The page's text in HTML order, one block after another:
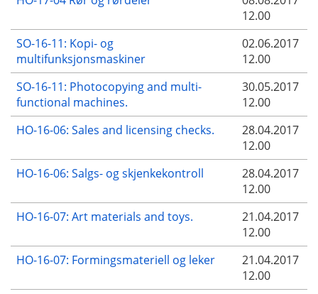
12.00
SO-16-11: Kopi- og
multifunksjonsmaskiner
02.06.2017
12.00
SO-16-11: Photocopying and multi-
functional machines.
30.05.2017
12.00
HO-16-06: Sales and licensing checks.
28.04.2017
12.00
HO-16-06: Salgs- og skjenkekontroll
28.04.2017
12.00
HO-16-07: Art materials and toys.
21.04.2017
12.00
HO-16-07: Formingsmateriell og leker
21.04.2017
12.00